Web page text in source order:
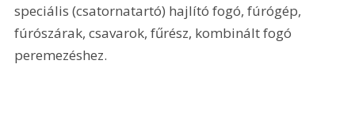
speciális (csatornatartó) hajlító fogó, fúrógép,
fúrószárak, csavarok, fűrész, kombinált fogó
peremezéshez.